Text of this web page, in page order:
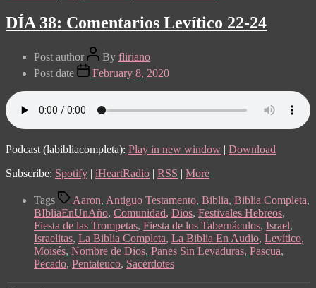
DÍA 38: Comentarios Levítico 22-24
Post author By fliriano
Post date
February 8, 2020
Podcast (labibliacompleta): Play in new window | Download
Subscribe: Spotify | iHeartRadio | RSS | More
Tags Aaron, Antiguo Testamento, Biblia, Biblia Completa,
BIbliaEnUnAño, Comunidad, Dios, Festivales Hebreos,
Fiesta de las Trompetas, Fiesta de los Tabernáculos, Israel,
Israelitas, La Biblia Completa, La Biblia En Audio, Levítico,
Moisés, Nombre de Dios, Panes Sin Levaduras, Pascua,
Pecado, Pentateuco, Sacerdotes